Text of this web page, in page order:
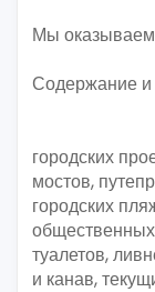
Мы оказываем
Содержание и
городских
мостов,
городских
общественных
туалетов,
и канав,